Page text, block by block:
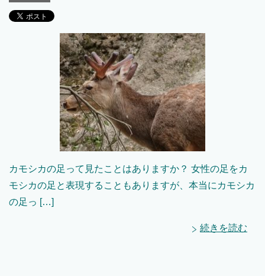
カモシカの足って見たことはありますか？ 女性の足をカ
モシカの足と表現することもありますが、本当にカモシカ
の足っ […]
続きを読む